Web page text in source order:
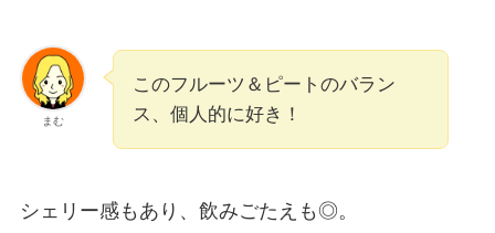
まむ
このフルーツ＆ピートのバラン
ス、個人的に好き！
シェリー感もあり、飲みごたえも◎。